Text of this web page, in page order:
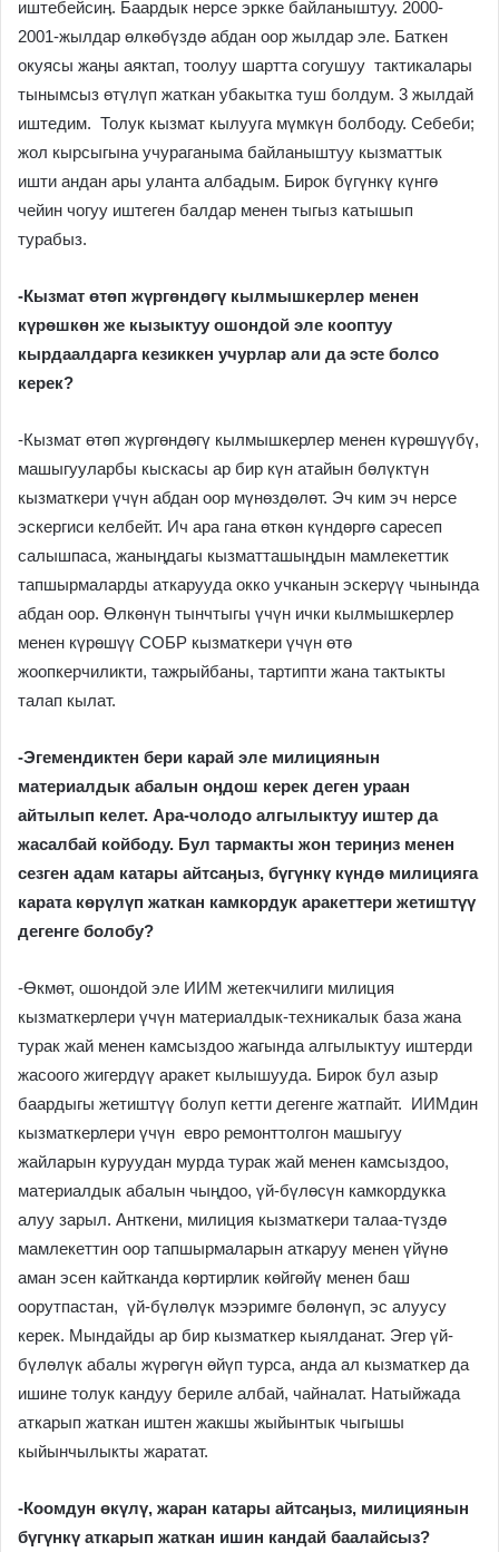
иштебейсиӊ. Баардык нерсе эркке байланыштуу. 2000-
2001-жылдар өлкөбүздө абдан оор жылдар эле. Баткен
окуясы жаӊы аяктап, тоолуу шартта согушуу тактикалары
тынымсыз өтүлүп жаткан убакытка туш болдум. 3 жылдай
иштедим. Толук кызмат кылууга мүмкүн болбоду. Себеби;
жол кырсыгына учураганыма байланыштуу кызматтык
ишти андан ары уланта албадым. Бирок бүгүнкү күнгө
чейин чогуу иштеген балдар менен тыгыз катышып
турабыз.
-Кызмат өтөп жүргөндөгү кылмышкерлер менен
күрөшкөн же кызыктуу ошондой эле кооптуу
кырдаалдарга кезиккен учурлар али да эсте болсо
керек?
-Кызмат өтөп жүргөндөгү кылмышкерлер менен күрөшүүбү,
машыгууларбы кыскасы ар бир күн атайын бөлүктүн
кызматкери үчүн абдан оор мүнөздөлөт. Эч ким эч нерсе
эскергиси келбейт. Ич ара гана өткөн күндөргө саресеп
салышпаса, жаныӊдагы кызматташыӊдын мамлекеттик
тапшырмаларды аткарууда окко учканын эскерүү чынында
абдан оор. Өлкөнүн тынчтыгы үчүн ички кылмышкерлер
менен күрөшүү СОБР кызматкери үчүн өтө
жоопкерчиликти, тажрыйбаны, тартипти жана тактыкты
талап кылат.
-Эгемендиктен бери карай эле милициянын
материалдык абалын оӊдош керек деген ураан
айтылып келет. Ара-чолодо алгылыктуу иштер да
жасалбай койбоду. Бул тармакты жон териӊиз менен
сезген адам катары айтсаӊыз, бүгүнкү күндө милицияга
карата көрүлүп жаткан камкордук аракеттери жетиштүү
дегенге болобу?
-Өкмөт, ошондой эле ИИМ жетекчилиги милиция
кызматкерлери үчүн материалдык-техникалык база жана
турак жай менен камсыздоо жагында алгылыктуу иштерди
жасоого жигердүү аракет кылышууда. Бирок бул азыр
баардыгы жетиштүү болуп кетти дегенге жатпайт. ИИМдин
кызматкерлери үчүн евро ремонттолгон машыгуу
жайларын куруудан мурда турак жай менен камсыздоо,
материалдык абалын чыӊдоо, үй-бүлөсүн камкордукка
алуу зарыл. Анткени, милиция кызматкери талаа-түздө
мамлекеттин оор тапшырмаларын аткаруу менен үйүнө
аман эсен кайтканда көртирлик көйгөйү менен баш
оорутпастан, үй-бүлөлүк мээримге бөлөнүп, эс алуусу
керек. Мындайды ар бир кызматкер кыялданат. Эгер үй-
бүлөлүк абалы жүрөгүн өйүп турса, анда ал кызматкер да
ишине толук кандуу бериле албай, чайналат. Натыйжада
аткарып жаткан иштен жакшы жыйынтык чыгышы
кыйынчылыкты жаратат.
-Коомдун өкүлү, жаран катары айтсаӊыз, милициянын
бүгүнкү аткарып жаткан ишин кандай баалайсыз?